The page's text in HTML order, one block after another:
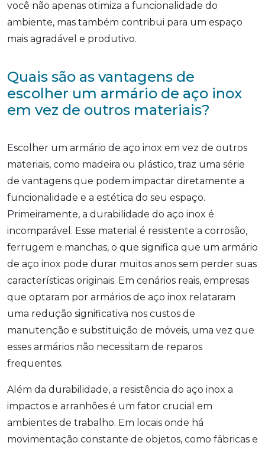
você não apenas otimiza a funcionalidade do
ambiente, mas também contribui para um espaço
mais agradável e produtivo.
Quais são as vantagens de
escolher um armário de aço inox
em vez de outros materiais?
Escolher um armário de aço inox em vez de outros
materiais, como madeira ou plástico, traz uma série
de vantagens que podem impactar diretamente a
funcionalidade e a estética do seu espaço.
Primeiramente, a durabilidade do aço inox é
incomparável. Esse material é resistente a corrosão,
ferrugem e manchas, o que significa que um armário
de aço inox pode durar muitos anos sem perder suas
características originais. Em cenários reais, empresas
que optaram por armários de aço inox relataram
uma redução significativa nos custos de
manutenção e substituição de móveis, uma vez que
esses armários não necessitam de reparos
frequentes.
Além da durabilidade, a resistência do aço inox a
impactos e arranhões é um fator crucial em
ambientes de trabalho. Em locais onde há
movimentação constante de objetos, como fábricas e